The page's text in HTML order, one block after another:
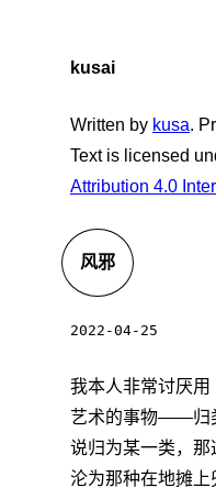
kusai
Written by kusa.
Text is licensed
Attribution 4.0
风邪
2022-04-25
我本人非常讨厌
艺术的事物——归
说归为某一类，那
沦为那种在地摊